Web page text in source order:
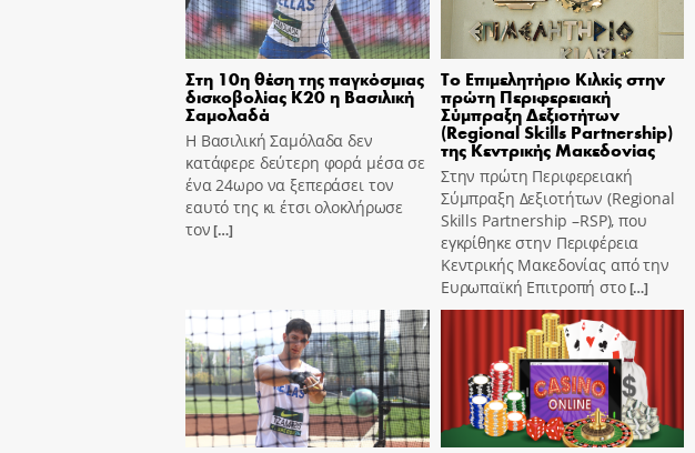
Στη 10η θέση της παγκόσμιας
δισκοβολίας Κ20 η Βασιλική
Σαμολαδά
Η Βασιλική Σαμόλαδα δεν
κατάφερε δεύτερη φορά μέσα σε
ένα 24ωρο να ξεπεράσει τον
εαυτό της κι έτσι ολοκλήρωσε
τον[…]
Το Επιμελητήριο Κιλκίς στην
πρώτη Περιφερειακή
Σύμπραξη Δεξιοτήτων
(Regional Skills Partnership)
της Κεντρικής Μακεδονίας
Στην πρώτη Περιφερειακή
Σύμπραξη Δεξιοτήτων (Regional
Skills Partnership –RSP), που
εγκρίθηκε στην Περιφέρεια
Κεντρικής Μακεδονίας από την
Ευρωπαϊκή Επιτροπή στο[…]